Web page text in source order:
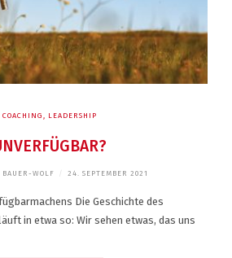
COACHING , LEADERSHIP
BAUER-WOLF 24. SEPTEMBER 2021
Die Geschichte des
in etwa so: Wir sehen etwas, das uns